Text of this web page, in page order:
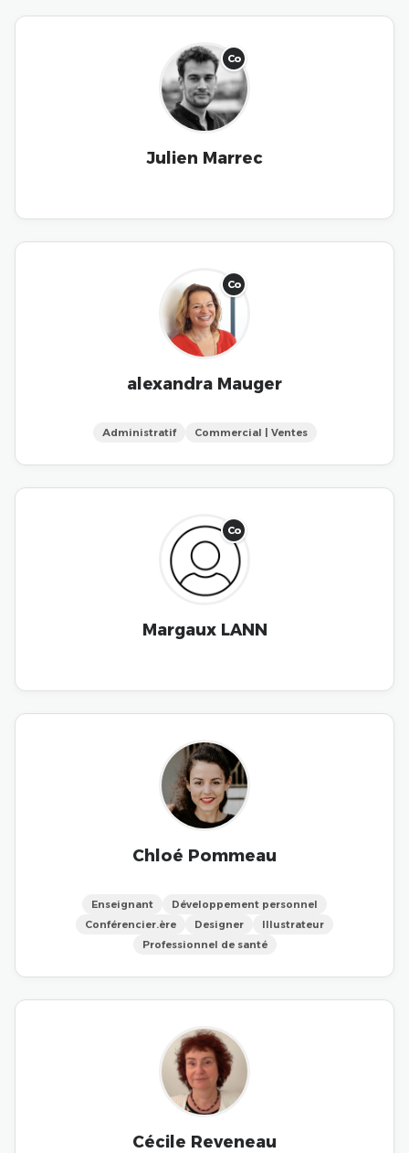
Co
Julien Marrec
Co
alexandra Mauger
Administratif Commercial | Ventes
Co
Margaux LANN
Chloé Pommeau
Enseignant
Développement personnel
Conférencier.ère
Designer
Illustrateur
Professionnel de santé
Cécile Reveneau